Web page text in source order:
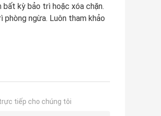
kỳ bảo trì hoặc xóa chặn.
ngừa. Luôn tham khảo
tiếp cho chúng tôi